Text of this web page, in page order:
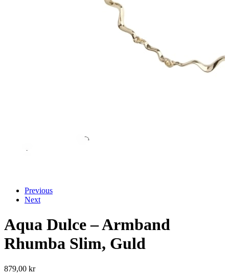
Previous
Next
Aqua Dulce – Armband
Rhumba Slim, Guld
879,00 kr